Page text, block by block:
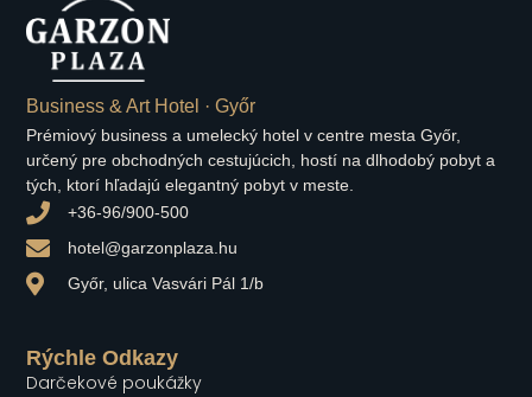
Business & Art Hotel · Győr
Prémiový business a umelecký hotel v centre mesta Győr,
určený pre obchodných cestujúcich, hostí na dlhodobý pobyt a
tých, ktorí hľadajú elegantný pobyt v meste.
+36-96/900-500
hotel@garzonplaza.hu
Győr, ulica Vasvári Pál 1/b
Rýchle Odkazy
Darčekové poukážky